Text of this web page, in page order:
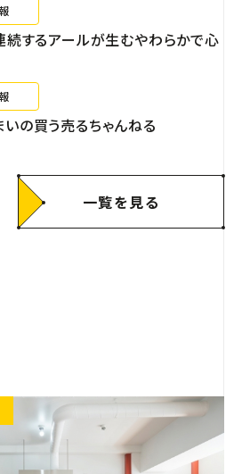
するアールが生むやわらかで心
の買う売るちゃんねる
一覧を見る